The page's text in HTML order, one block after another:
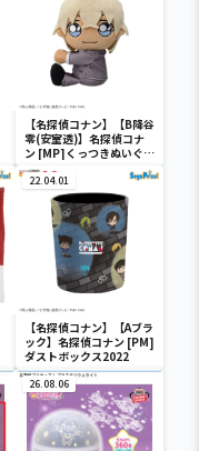
【名探偵コナン】【B降谷
零(安室透)】名探偵コナ
ン [MP]くっつきぬいぐる
み“コナン&降谷&高木&
佐藤”
22.04.01
【名探偵コナン】【Aブラ
ック】名探偵コナン [PM]
ダストボックス2022
26.08.06